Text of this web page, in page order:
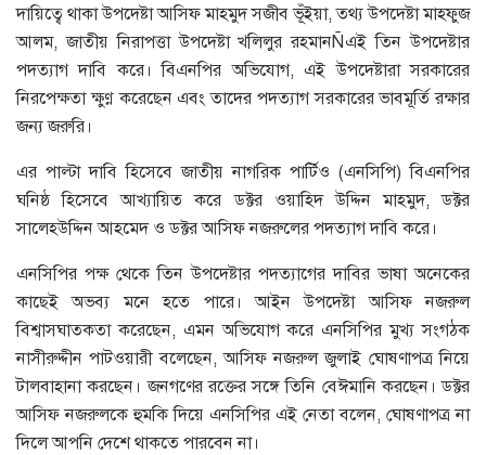
দায়িত্বে থাকা উপদেষ্টা আসিফ মাহমুদ সজীব ভূঁইয়া, তথ্য উপদেষ্টা মাহফুজ
আলম, জাতীয় নিরাপত্তা উপদেষ্টা খলিলুর রহমানÑএই তিন উপদেষ্টার
পদত্যাগ দাবি করে। বিএনপির অভিযোগ, এই উপদেষ্টারা সরকারের
নিরপেক্ষতা ক্ষুণ্ণ করেছেন এবং তাদের পদত্যাগ সরকারের ভাবমূর্তি রক্ষার
জন্য জরুরি।
এর পাল্টা দাবি হিসেবে জাতীয় নাগরিক পার্টিও (এনসিপি) বিএনপির
ঘনিষ্ঠ হিসেবে আখ্যায়িত করে ডক্টর ওয়াহিদ উদ্দিন মাহমুদ, ডক্টর
সালেহউদ্দিন আহমেদ ও ডক্টর আসিফ নজরুলের পদত্যাগ দাবি করে।
এনসিপির পক্ষ থেকে তিন উপদেষ্টার পদত্যাগের দাবির ভাষা অনেকের
কাছেই অভব্য মনে হতে পারে। আইন উপদেষ্টা আসিফ নজরুল
বিশ্বাসঘাতকতা করেছেন, এমন অভিযোগ করে এনসিপির মুখ্য সংগঠক
নাসীরুদ্দীন পাটওয়ারী বলেছেন, আসিফ নজরুল জুলাই ঘোষণাপত্র নিয়ে
টালবাহানা করছেন। জনগণের রক্তের সঙ্গে তিনি বেঈমানি করছেন। ডক্টর
আসিফ নজরুলকে হুমকি দিয়ে এনসিপির এই নেতা বলেন, ঘোষণাপত্র না
দিলে আপনি দেশে থাকতে পারবেন না।